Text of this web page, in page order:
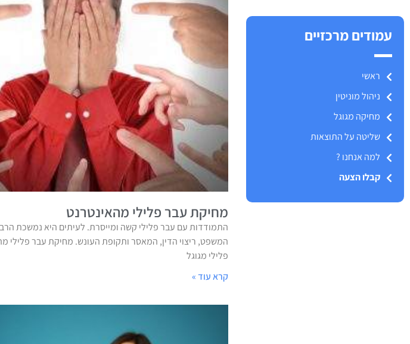
עמודים מרכזיים
ראשי
ניהול מוניטין
מחיקה מגוגל
שליטה על התוצאות
למה אנחנו ?
קבלו הצעה
מחיקת עבר פלילי מהאינטרנט
התמודדות עם עבר פלילי קשה ומייסרת. לעיתים היא נמשכת
המשפט, ריצוי הדין, המאסר ותקופת העונש. מחיקת עבר פלילי
פלילי מגוגל
קרא עוד »